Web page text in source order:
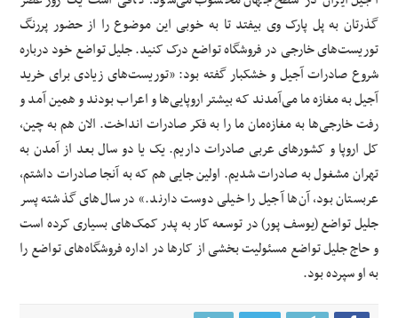
گذرتان به پل پارک وی بیفتد تا به خوبی این موضوع را از حضور پررنگ
توریست‌های خارجی در فروشگاه تواضع درک کنید. جلیل تواضع خود درباره
شروع صادرات آجیل و خشکبار گفته بود: «توریست‌های زیادی برای خرید
آجیل به مغازه ما می‌آمدند که بیشتر اروپایی‌ها و اعراب بودند و همین آمد و
رفت خارجی‌ها به مغازه‌مان ما را به فکر صادرات انداخت. الان هم به چین،
کل اروپا و کشورهای عربی صادرات داریم. یک یا دو سال بعد از آمدن به
تهران مشغول به صادرات شدیم. اولین جایی هم که به آنجا صادرات داشتم،
عربستان بود، آن‌ها آجیل را خیلی دوست دارند.» در سال‌های گذشته پسر
جلیل تواضع (یوسف پور) در توسعه کار به پدر کمک‌های بسیاری کرده است
و حاج جلیل تواضع مسئولیت بخشی از کارها در اداره فروشگاه‌های تواضع را
به او سپرده بود.